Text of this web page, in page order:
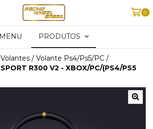
0
MENU PRODUTOS
Volantes / Volante Ps4/Ps5/PC /
R300 V2 - XBOX/PC/(PS4/PS5